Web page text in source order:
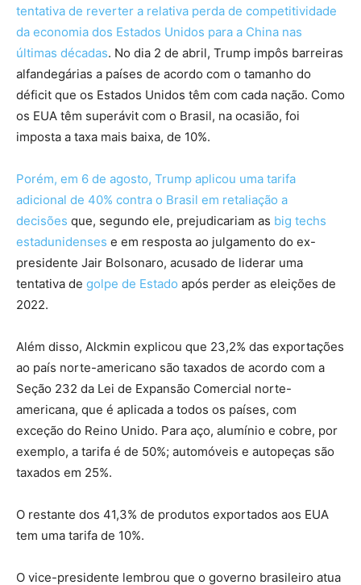
tentativa de reverter a relativa perda de competitividade
da economia dos Estados Unidos para a China nas
últimas décadas. No dia 2 de abril, Trump impôs barreiras
alfandegárias a países de acordo com o tamanho do
déficit que os Estados Unidos têm com cada nação. Como
os EUA têm superávit com o Brasil, na ocasião, foi
imposta a taxa mais baixa, de 10%.
Porém, em 6 de agosto, Trump aplicou uma tarifa
adicional de 40% contra o Brasil em retaliação a
decisões que, segundo ele, prejudicariam as big techs
estadunidenses e em resposta ao julgamento do ex-
presidente Jair Bolsonaro, acusado de liderar uma
tentativa de golpe de Estado após perder as eleições de
2022.
Além disso, Alckmin explicou que 23,2% das exportações
ao país norte-americano são taxados de acordo com a
Seção 232 da Lei de Expansão Comercial norte-
americana, que é aplicada a todos os países, com
exceção do Reino Unido. Para aço, alumínio e cobre, por
exemplo, a tarifa é de 50%; automóveis e autopeças são
taxados em 25%.
O restante dos 41,3% de produtos exportados aos EUA
tem uma tarifa de 10%.
O vice-presidente lembrou que o governo brasileiro atua